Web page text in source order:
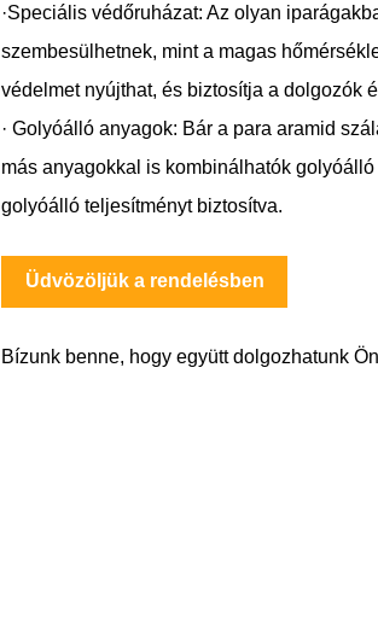
·Speciális védőruházat: Az olyan
szembesülhetnek, mint a magas
védelmet nyújthat, és biztosítja a dolgozók
· Golyóálló anyagok: Bár a para aramid
más anyagokkal is kombinálhatók
golyóálló teljesítményt biztosítva.
Üdvözöljük a rendelésben
Bízunk benne, hogy együtt dolgozhatunk